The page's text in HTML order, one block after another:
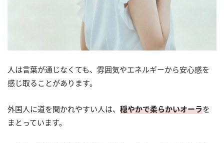
人は言葉が通じなくても、雰囲気やエネルギーから安心感を
感じ取ることがあります。
外国人に道を聞かれやすい人は、 穏やかで柔らかいオーラを
まとっています。